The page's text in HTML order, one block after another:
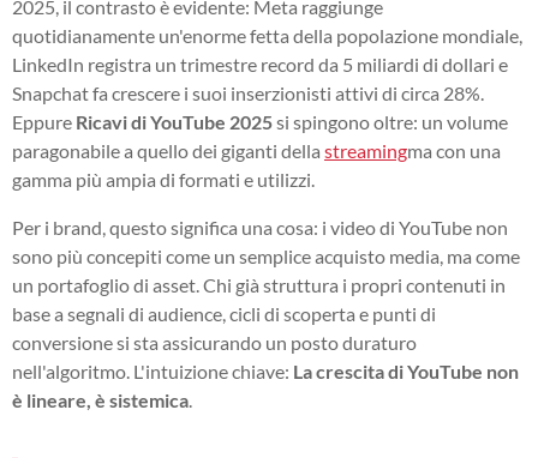
2025, il contrasto è evidente: Meta raggiunge
quotidianamente un'enorme fetta della popolazione mondiale,
LinkedIn registra un trimestre record da 5 miliardi di dollari e
Snapchat fa crescere i suoi inserzionisti attivi di circa 28%.
Eppure Ricavi di YouTube 2025si spingono oltre: un volume
paragonabile a quello dei giganti della streamingma con una
gamma più ampia di formati e utilizzi.
Per i brand, questo significa una cosa: i video di YouTube non
sono più concepiti come un semplice acquisto media, ma come
un portafoglio di asset. Chi già struttura i propri contenuti in
base a segnali di audience, cicli di scoperta e punti di
conversione si sta assicurando un posto duraturo
nell'algoritmo. L'intuizione chiave: La crescita di YouTube non
è lineare, è sistemica